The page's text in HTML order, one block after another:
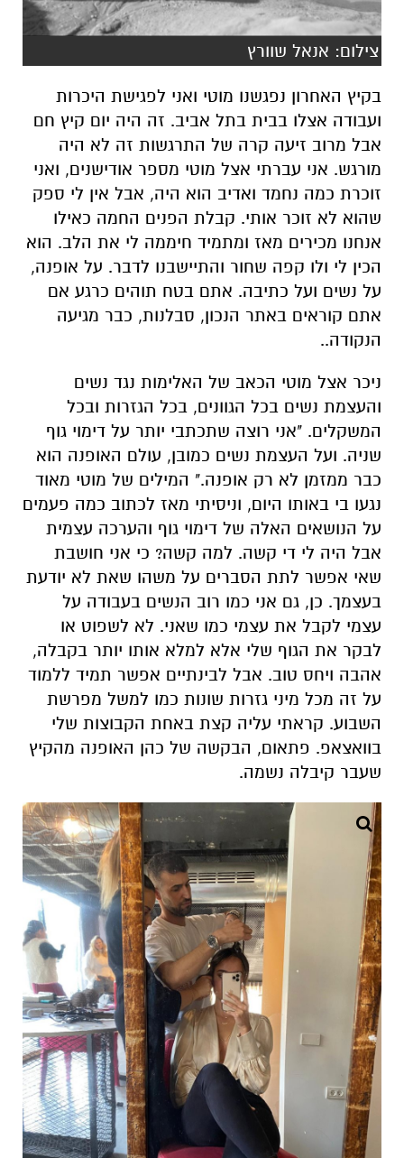
צילום: אנאל שוורץ
בקיץ האחרון נפגשנו מוטי ואני לפגישת היכרות
ועבודה אצלו בבית בתל אביב. זה היה יום קיץ חם
אבל מרוב זיעה קרה של התרגשות זה לא היה
מורגש. אני עברתי אצל מוטי מספר אודישנים, ואני
זוכרת כמה נחמד ואדיב הוא היה, אבל אין לי ספק
שהוא לא זוכר אותי. קבלת הפנים החמה כאילו
אנחנו מכירים מאז ומתמיד חיממה לי את הלב. הוא
הכין לי ולו קפה שחור והתיישבנו לדבר. על אופנה,
על נשים ועל כתיבה. אתם בטח תוהים כרגע אם
אתם קוראים באתר הנכון, סבלנות, כבר מגיעה
הנקודה..
ניכר אצל מוטי הכאב של האלימות נגד נשים
והעצמת נשים בכל הגוונים, בכל הגזרות ובכל
המשקלים. "אני רוצה שתכתבי יותר על דימוי גוף
שניה. ועל העצמת נשים כמובן, עולם האופנה הוא
כבר ממזמן לא רק אופנה." המילים של מוטי מאוד
נגעו בי באותו היום, וניסיתי מאז לכתוב כמה פעמים
על הנושאים האלה של דימוי גוף והערכה עצמית
אבל היה לי די קשה. למה קשה? כי אני חושבת
שאי אפשר לתת הסברים על משהו שאת לא יודעת
בעצמך. כן, גם אני כמו רוב הנשים בעבודה על
עצמי לקבל את עצמי כמו שאני. לא לשפוט או
לבקר את הגוף שלי אלא למלא אותו יותר בקבלה,
אהבה ויחס טוב. אבל לבינתיים אפשר תמיד ללמוד
על זה מכל מיני גזרות שונות כמו למשל מפרשת
השבוע. קראתי עליה קצת באחת הקבוצות שלי
בוואצאפ. פתאום, הבקשה של כהן האופנה מהקיץ
שעבר קיבלה נשמה.